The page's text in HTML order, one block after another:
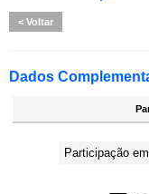
Voltar
Dados
Participação